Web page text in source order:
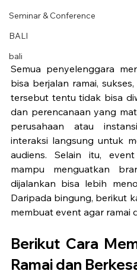
Seminar & Conference
BALI
bali
Semua penyelenggara
bisa berjalan ramai,
tersebut tentu tidak bisa
dan perencanaan yang
perusahaan atau
interaksi langsung untuk
audiens. Selain itu,
mampu menguatkan
dijalankan bisa lebih
Daripada bingung, berikut
membuat event agar ramai
Berikut Cara
Ramai dan